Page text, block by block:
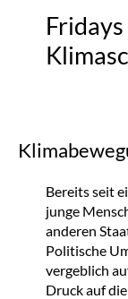
Bereits seit
junge
anderen
Politische
vergeblich
Druck auf